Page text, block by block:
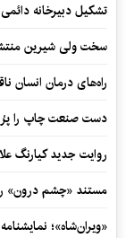
تشکیل دبیرخانه
سخت ولی شیرین
راه‌های درمان انسان
دست صنعت چاپ را پرُ
روایت جدید کیارنگ
مستند «چشم درون»
«ویران‌شاه»؛